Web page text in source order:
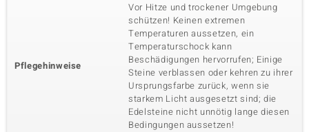
Pflegehinweise
Vor Hitze und trockener Umgebung
schützen! Keinen extremen
Temperaturen aussetzen, ein
Temperaturschock kann
Beschädigungen hervorrufen; Einige
Steine verblassen oder kehren zu ihrer
Ursprungsfarbe zurück, wenn sie
starkem Licht ausgesetzt sind; die
Edelsteine nicht unnötig lange diesen
Bedingungen aussetzen!